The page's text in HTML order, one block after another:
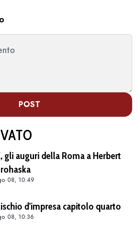
POST
gli auguri della Roma a Herbert
08, 10:49
d'impresa capitolo quarto
08, 10:36